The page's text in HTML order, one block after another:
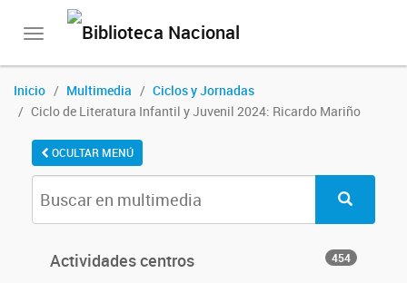
Toggle
Inicio Multimedia
Ciclos y Jornadas
Ciclo de Literatura Infantil y Juvenil 2024: Ricardo Mariño
OCULTAR MENÚ
Actividades centros 454